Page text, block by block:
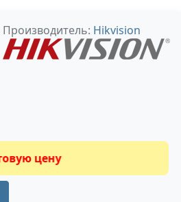
Производитель: Hikvision
Получить оптовую цену